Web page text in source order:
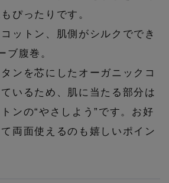
ぴったりです。
ットン、肌側がシルクででき
ブ腹巻。
ンを芯にしたオーガニックコ
いるため、肌に当たる部分は
ンの“やさしよう”です。お好
両面使えるのも嬉しいポイン